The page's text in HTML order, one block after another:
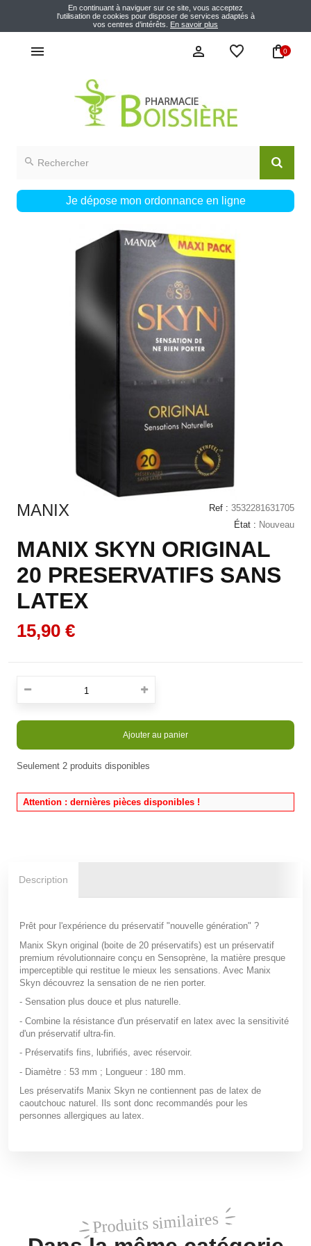
En continuant à naviguer sur ce site, vous acceptez
l'utilisation de cookies pour disposer de services adaptés à
vos centres d’intérêts. En savoir plus
0
Je dépose mon ordonnance en ligne
MANIX Ref : 3532281631705
État : Nouveau
MANIX SKYN ORIGINAL
20 PRESERVATIFS SANS
LATEX
15,90 €
Ajouter au panier
Seulement 2 produits disponibles
Attention : dernières pièces disponibles !
Description
Prêt pour l'expérience du préservatif "nouvelle génération" ?
Manix Skyn original (boite de 20 préservatifs) est un préservatif
premium révolutionnaire conçu en Sensoprène, la matière presque
imperceptible qui restitue le mieux les sensations. Avec Manix
Skyn découvrez la sensation de ne rien porter.
- Sensation plus douce et plus naturelle.
- Combine la résistance d'un préservatif en latex avec la sensitivité
d'un préservatif ultra-fin.
- Préservatifs fins, lubrifiés, avec réservoir.
- Diamètre : 53 mm ; Longueur : 180 mm.
Les préservatifs Manix Skyn ne contiennent pas de latex de
caoutchouc naturel. Ils sont donc recommandés pour les
personnes allergiques au latex.
Produits similaires